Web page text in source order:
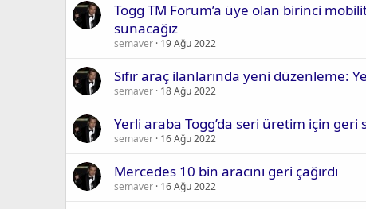
Togg TM Forum’a üye olan birinci
sunacağız
semaver 19 Ağu 2022
Sıfır araç ilanlarında yeni düzenleme:
semaver 18 Ağu 2022
Yerli araba Togg’da seri üretim için geri
semaver 16 Ağu 2022
Mercedes 10 bin aracını geri çağırdı
semaver 16 Ağu 2022